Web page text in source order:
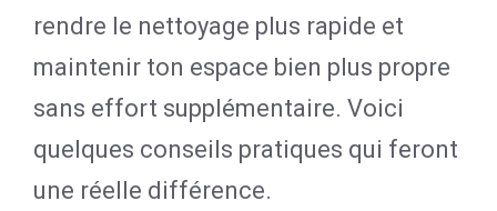
rendre le nettoyage plus rapide et
maintenir ton espace bien plus propre
sans effort supplémentaire. Voici
quelques conseils pratiques qui feront
une réelle différence.